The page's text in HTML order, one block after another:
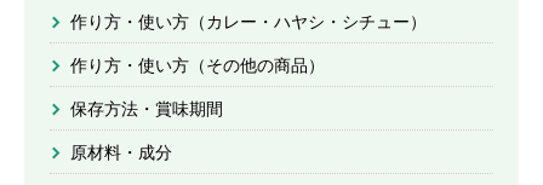
作り方・使い方（カレー・ハヤシ・シチュー）
作り方・使い方（その他の商品）
保存方法・賞味期間
原材料・成分